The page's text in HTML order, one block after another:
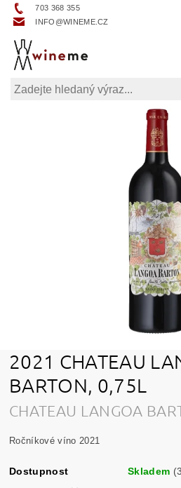
703 368 355
INFO@WINEME.CZ
2021 CHATEAU
BARTON, 0,75L
CHATEAU LANGOA
Ročníkové víno 2021
Dostupnost Skladem